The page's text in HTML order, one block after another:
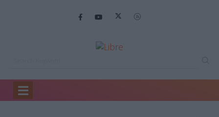
Home